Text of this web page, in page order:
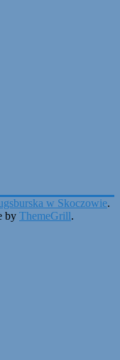
w Skoczowie.
by ThemeGrill.